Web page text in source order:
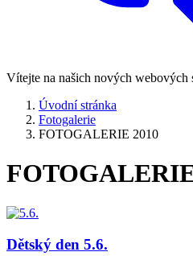
Vítejte na našich nových webových
Úvodní stránka
Fotogalerie
FOTOGALERIE 2010
Dětský den 5.6.